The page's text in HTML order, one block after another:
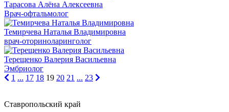
Тарасова Алёна Алексеевна
Врач-офтальмолог
Темирчева Наталья Владимировна
врач-оториноларинголог
Терещенко Валерия Васильевна
Эмбриолог
1 ... 17 18 19 20 21 ... 23
Ставропольский край